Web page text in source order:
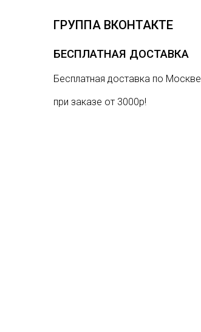
ГРУППА ВКОНТАКТЕ
БЕСПЛАТНАЯ ДОСТАВКА
Бесплатная доставка по Москве
при заказе от 3000р!